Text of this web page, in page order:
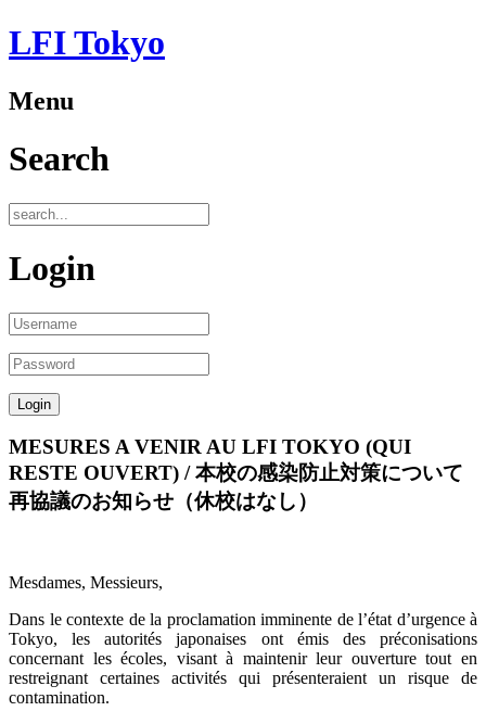
LFI Tokyo
Menu
Search
Login
MESURES A VENIR AU LFI TOKYO (QUI
RESTE OUVERT) / 本校の感染防止対策について
再協議のお知らせ（休校はなし）
Mesdames, Messieurs,
Dans le contexte de la proclamation imminente de l’état d’urgence à
Tokyo, les autorités japonaises ont émis des préconisations
concernant les écoles, visant à maintenir leur ouverture tout en
restreignant certaines activités qui présenteraient un risque de
contamination.